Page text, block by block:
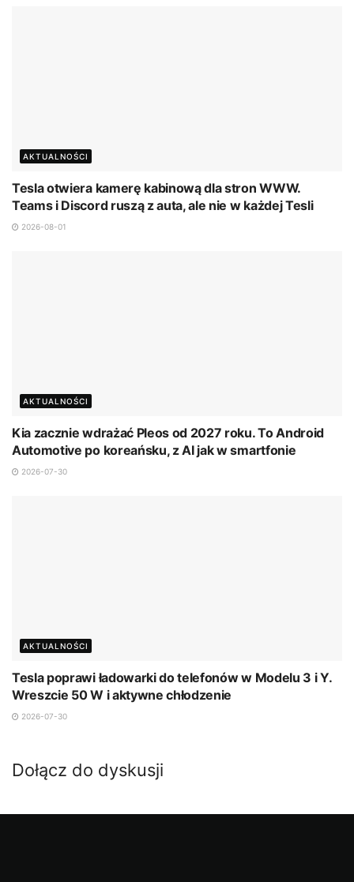
AKTUALNOŚCI
Tesla otwiera kamerę kabinową dla stron WWW.
Teams i Discord ruszą z auta, ale nie w każdej Tesli
2026-08-01
AKTUALNOŚCI
Kia zacznie wdrażać Pleos od 2027 roku. To Android
Automotive po koreańsku, z AI jak w smartfonie
2026-07-30
AKTUALNOŚCI
Tesla poprawi ładowarki do telefonów w Modelu 3 i Y.
Wreszcie 50 W i aktywne chłodzenie
2026-07-30
Dołącz do dyskusji